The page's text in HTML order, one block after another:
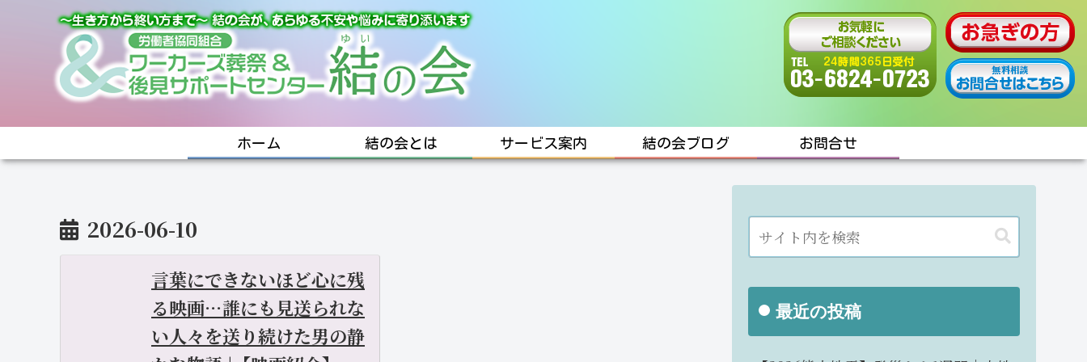
ホーム 結の会とは サービス案内 結の会ブログ お問合せ
2026-06-10
言葉にできないほど心に残
る映画…誰にも見送られな
い人々を送り続けた男の静
最近の投稿